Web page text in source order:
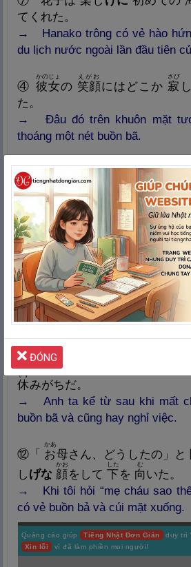
Nghĩa: Lạc thú, âm nhạc, thoải
てくれた。
→ Hanako trông có vẻ hào
du lịch nước ngoài lần đầu tiên
④ 彼
Nghĩa: Bên kia, kẻ khác, đối
phương
女
かのじょ
の 笑顔
えがお
にはどこか 寂
さび
し
た。
→ Đâu đó trên khuôn mặt
thoáng một nét buồn bã.
⑧ あの は 寂しげな 目をし
→ Ánh mắt người đó có vẻ cô
⑨二人
ふたり
は親
mẹ, song thân
しげに 話
はな
している
→ Hai người đó nói chuyện
⑩「そうですか」というその 声
こえ
があった。
→ Có một âm hưởng đau buồn
à” á.
⑪彼
Nghĩa: Bên kia, kẻ khác, đối
phương
かれ
は
Nghĩa: Người thân, cha mẹ, bố
休
やす
みがちだ。
→ Anh ta kể từ sau khi mất
buồn bã và cũng hay nghỉ việc.
⑫「 お
かあ
母さん、どうしたの」と
し げな 顔
かお
をして 下
Nghĩa: Phía dưới, bên dưới, hạ
lệnh, ra khơi
した
を 向
Nghĩa: Ngoảnh về, hướng về,
nhằm vào
む
いた。
→ Khi tôi hỏi “mẹ cháu sao
có vẻ buồn bả và cúi mặt xuống.
Quảng cáo giúp Tiếng Nhật Đơn Giản duy trì
Xin lỗi
vì đã làm phiền mọi người!
ĐÓNG